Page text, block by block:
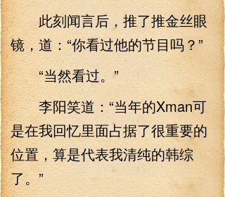
此刻闻言后，推了推金丝眼
镜，道：“你看过他的节目吗？”
“当然看过。”
李阳笑道：“当年的Xman可
是在我回忆里面占据了很重要的
位置，算是代表我清纯的韩综
了。”